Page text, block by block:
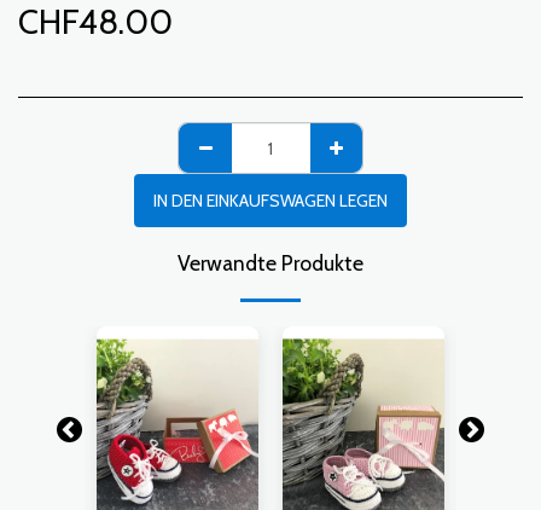
CHF48.00
IN DEN EINKAUFSWAGEN LEGEN
Verwandte Produkte